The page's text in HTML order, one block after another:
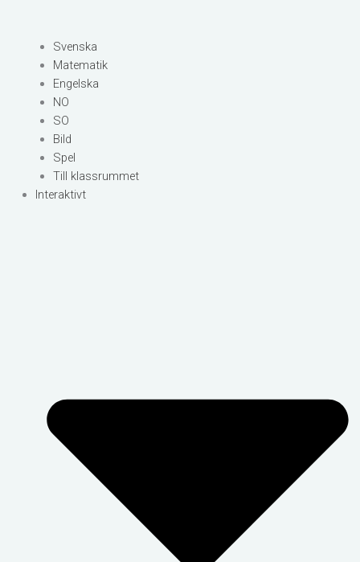
Svenska
Matematik
Engelska
NO
SO
Bild
Spel
Till klassrummet
Interaktivt